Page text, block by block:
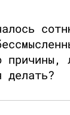
причины,
делать?